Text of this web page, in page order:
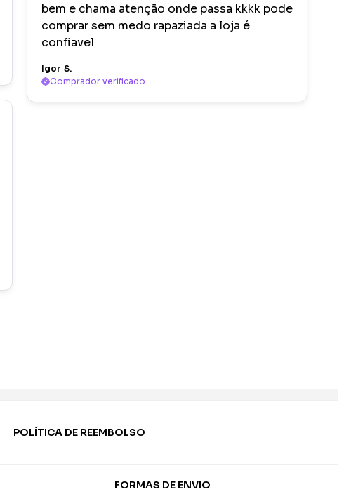
bem e chama atenção onde passa kkkk pode
comprar sem medo rapaziada a loja é
confiavel
Igor S.
Comprador verificado
POLÍTICA DE REEMBOLSO
FORMAS DE ENVIO